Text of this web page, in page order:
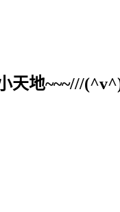
天地~~~///